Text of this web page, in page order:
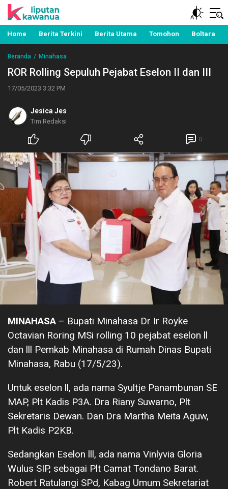
Liputan Kawanua
Berita Manado, Sulawesi Utara, Kawanua, Politik,
Pemerintahan, Hukum Kriminal dan Nasional
Home Berita Terkini Berita Utama Tomohon Boltara
Beranda Minahasa
ROR Rolling Sepuluh Pejabat Eselon II dan III
17/05/2023 3:32 PM
Jesica Jes
Tim Redaksi
0
MINAHASA – Bupati Minahasa Dr Ir Royke
Octavian Roring MSi rolling 10 pejabat eselon ll
dan lll Pemkab Minahasa di Rumah Dinas Bupati
Minahasa, Rabu (17/5/23).
Untuk eselon ll, ada nama Syultje Panambunan SE
MAP, Plt Kadis P3A. Dra Riany Suwarno, Plt
Sekretaris Dewan. Dan Dra Martha Meita Aguw,
Plt Kadis P2KB.
Sedangkan Eselon lll, ada nama Vinlyvia Gloria
Wulus SIP, sebagai Plt Camat Tondano Barat.
Robert Ratulangi SPd, Kabag Umum Sekretariat